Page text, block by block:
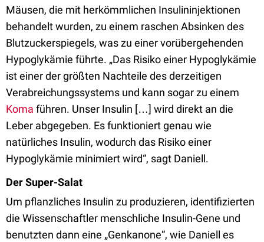
Mäusen, die mit herkömmlichen Insulininjektionen
behandelt wurden, zu einem raschen Absinken des
Blutzuckerspiegels, was zu einer vorübergehenden
Hypoglykämie führte. „Das Risiko einer Hypoglykämie
ist einer der größten Nachteile des derzeitigen
Verabreichungssystems und kann sogar zu einem
Koma führen. Unser Insulin […] wird direkt an die
Leber abgegeben. Es funktioniert genau wie
natürliches Insulin, wodurch das Risiko einer
Hypoglykämie minimiert wird“, sagt Daniell.
Der Super-Salat
Um pflanzliches Insulin zu produzieren, identifizierten
die Wissenschaftler menschliche Insulin-Gene und
benutzten dann eine „Genkanone“, wie Daniell es